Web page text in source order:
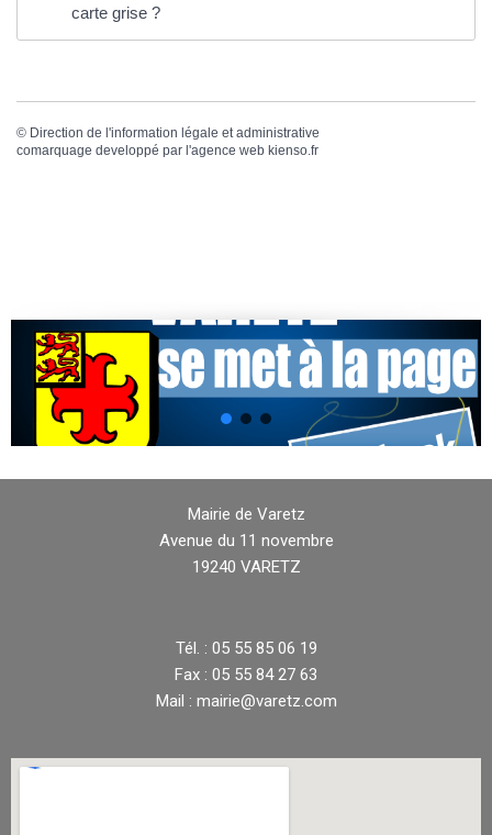
carte grise ?
© Direction de l'information légale et administrative
comarquage developpé par l'agence web kienso.fr
Mairie de Varetz
Avenue du 11 novembre
19240 VARETZ
Tél. : 05 55 85 06 19
Fax : 05 55 84 27 63
Mail : mairie@varetz.com